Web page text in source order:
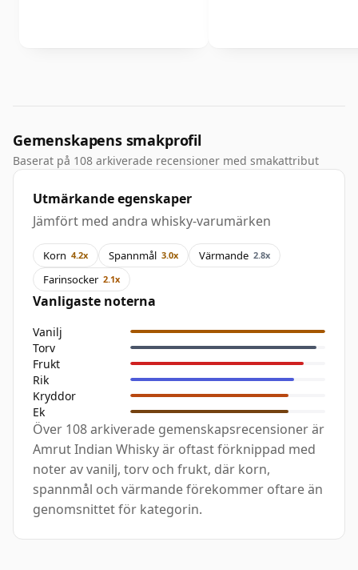
Gemenskapens smakprofil
Baserat på 108 arkiverade recensioner med smakattribut
Utmärkande egenskaper
Jämfört med andra whisky-varumärken
Korn 4.2x Spannmål 3.0x Värmande 2.8x
Farinsocker 2.1x
Vanligaste noterna
Vanilj
Torv
Frukt
Rik
Kryddor
Ek
Över 108 arkiverade gemenskapsrecensioner är
Amrut Indian Whisky är oftast förknippad med
noter av vanilj, torv och frukt, där korn,
spannmål och värmande förekommer oftare än
genomsnittet för kategorin.